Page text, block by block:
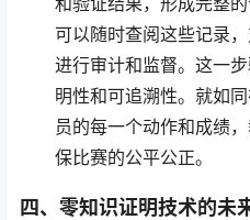
可以随时查阅这些记录
进行审计和监督。这一
明性和可追溯性。就如
员的每一个动作和成绩
保比赛的公平公正。
四、零知识证明技术的未